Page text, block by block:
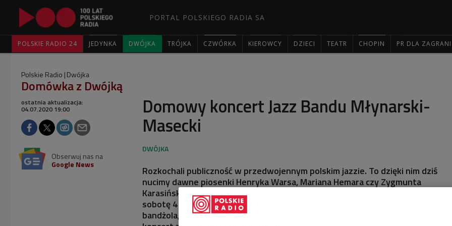
PORTAL POLSKIEGO RADIA SA
POLSKIE RADIO 24 JEDYNKA DWÓJKA TRÓJKA CZWÓRKA KIEROWCY DZIECI TEATR CHOPIN PR DLA
Polskie Radio Dwójka
Domówka z Dwójką
Domowy koncert Jazz Bandu Młynarski-
Masecki
ostatnia aktualizacja:
04.07.2020 19:00
Obserwuj nas na
Google News
Rozkochali publiczność w przedwojennym polskim jazzie. To dzięki nim dziś
nucimy dawne piosenki Henryka Warsa, Mariana Hemara czy Zygmunta
Karasińskiego. Ba! zdarza się, że doceniamy ich powab nawet w tańcu. W
sobotę 4 lipca na antenie i stronie internetowej Dwójki zabrzmiały
bandżola, pianino i perkusja, mogli bowiem Państwo usłyszeć kameralny